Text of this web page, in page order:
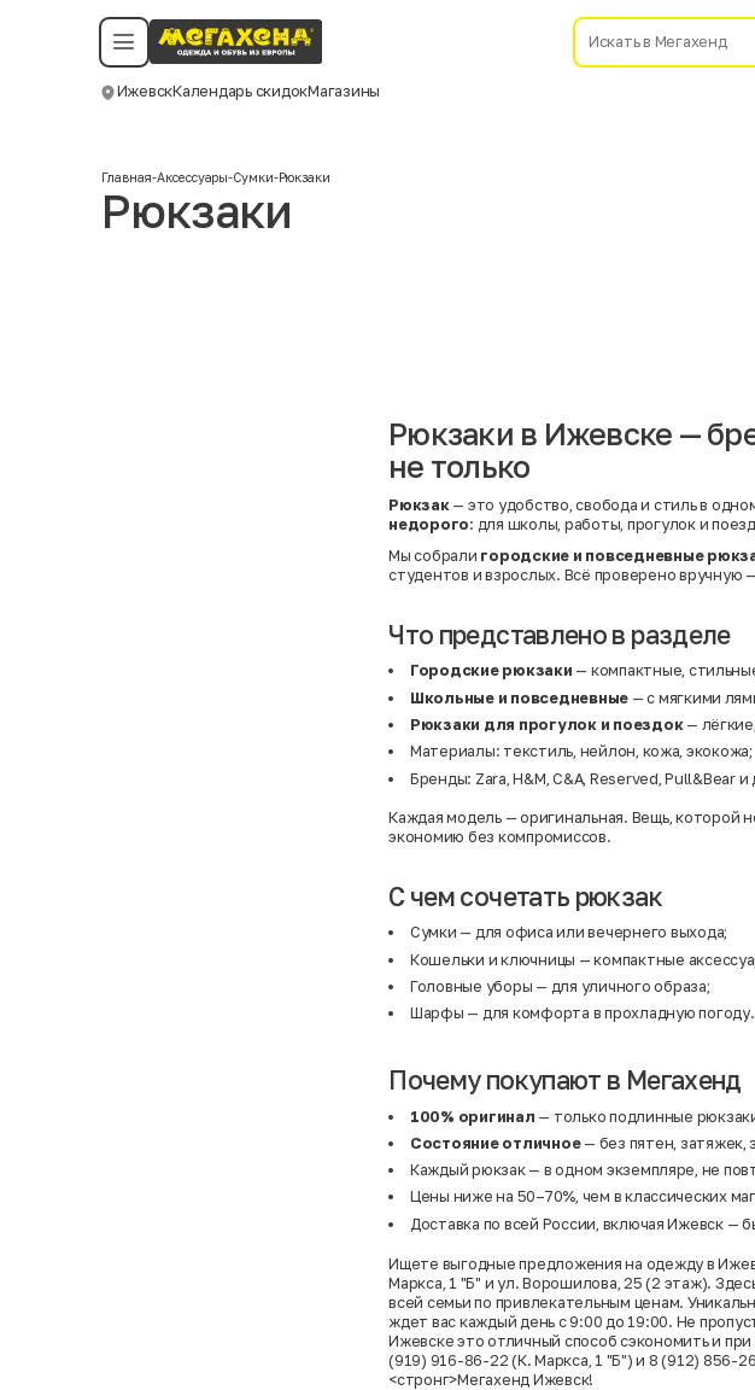
ИжевскКалендарь скидокМагазины
Политика конфиденциальности
©️ Мегахенд 2026. Все права защищены.
Смотреть все даты
Главная-Аксессуары-Сумки-Рюкзаки
Рюкзаки
Рюкзаки в Ижевске —
не только
Рюкзак— это удобство, свобода и стиль в
недорого: для школы, работы, прогулок и
Мы собрали городские и повседневные
студентов и взрослых. Всё проверено вручную
Что представлено в разделе
Городские рюкзаки — компактные,
Школьные и повседневные — с мягкими
Рюкзаки для прогулок и поездок—
Материалы: текстиль, нейлон, кожа, экокожа;
Бренды: Zara, H&M, C&A, Reserved, Pull&Bear и
Каждая модель — оригинальная. Вещь, которой
экономию без компромиссов.
С чем сочетать рюкзак
Сумки — для офиса или вечернего выхода;
Кошельки и ключницы — компактные
Головные уборы — для уличного образа;
Шарфы — для комфорта в прохладную погоду.
Почему покупают в Мегахенд
100% оригинал — только подлинные
Состояние отличное— без пятен, затяжек,
Каждый рюкзак — в одном экземпляре, не
Цены ниже на 50–70%, чем в классических
Доставка по всей России, включая Ижевск —
Ищете выгодные предложения на одежду в
Маркса, 1 "Б" и ул. Ворошилова, 25 (2 этаж).
всей семьи по привлекательным ценам.
ждет вас каждый день с 9:00 до 19:00. Не
Ижевске это отличный способ сэкономить и
(919) 916-86-22 (К. Маркса, 1 "Б") и 8 (912) 856-
<стронг>Мегахенд Ижевск!
Москва